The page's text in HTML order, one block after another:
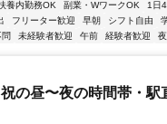
養内勤務OK 副業・WワークOK 1日
フリーター歓迎 早朝 シフト自由
未経験者歓迎 午前 経験者歓迎
の昼〜夜の時間帯・駅